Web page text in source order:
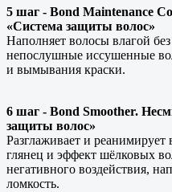
5 шаг - Bond Maintenance
«Система защиты волос»
Наполняет волосы влагой
непослушные иссушенные
и вымывания краски.
6 шаг - Bond Smoother.
защиты волос»
Разглаживает и
глянец и эффект шёлковых
негативного воздействия,
ломкость.